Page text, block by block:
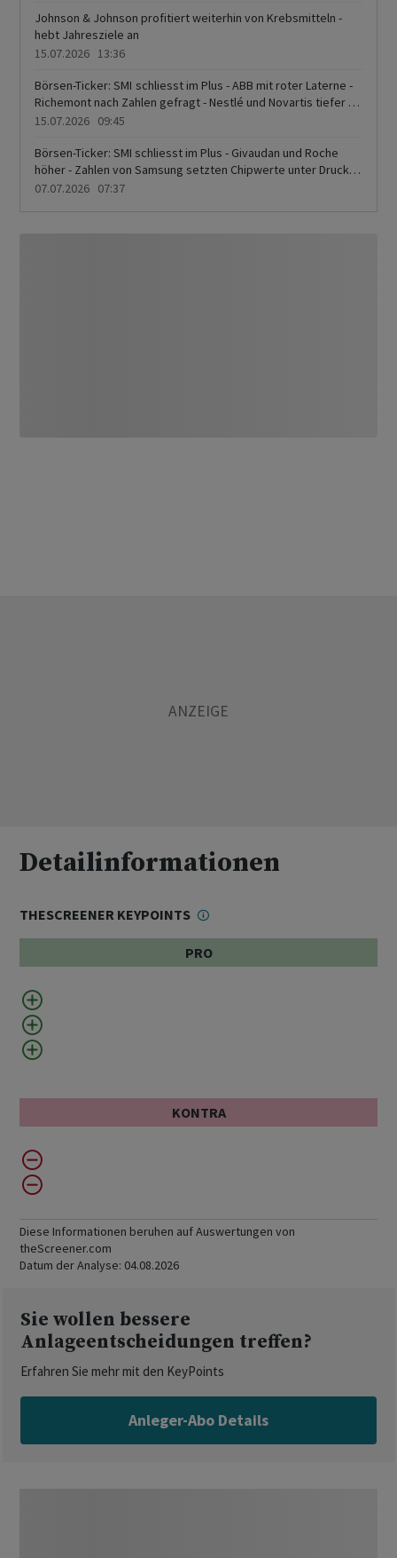
Johnson & Johnson profitiert weiterhin von Krebsmitteln -
hebt Jahresziele an
15.07.2026 13:36
Börsen-Ticker: SMI schliesst im Plus - ABB mit roter Laterne -
Richemont nach Zahlen gefragt - Nestlé und Novartis tiefer -
Analysteneinschätzung beflügelt Oerlikon
15.07.2026 09:45
Börsen-Ticker: SMI schliesst im Plus - Givaudan und Roche
höher - Zahlen von Samsung setzten Chipwerte unter Druck -
Amrize und ABB sacken ab
07.07.2026 07:37
Detailinformationen
THESCREENER KEYPOINTS
PRO
KONTRA
Diese Informationen beruhen auf Auswertungen von
theScreener.com
Datum der Analyse: 04.08.2026
Sie wollen bessere
Anlageentscheidungen treffen?
Erfahren Sie mehr mit den KeyPoints
Anleger-Abo Details